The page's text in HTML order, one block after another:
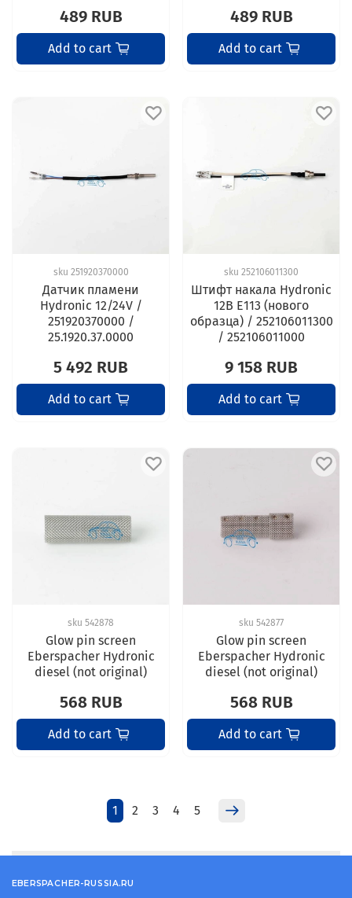
489 RUB
Add to cart
489 RUB
Add to cart
sku 251920370000
Датчик пламени
Hydronic 12/24V /
251920370000 /
25.1920.37.0000
5 492 RUB
Add to cart
sku 252106011300
Штифт накала Hydronic
12В E113 (нового
образца) / 252106011300
/ 252106011000
9 158 RUB
Add to cart
sku 542878
Glow pin screen
Eberspacher Hydronic
diesel (not original)
568 RUB
Add to cart
sku 542877
Glow pin screen
Eberspacher Hydronic
diesel (not original)
568 RUB
Add to cart
1 2 3 4 5
EBERSPACHER-RUSSIA.RU